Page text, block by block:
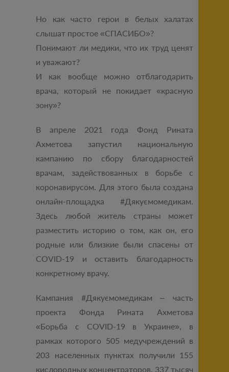
Но как часто герои в белых халатах
слышат простое «СПАСИБО»?
Понимают ли медики, что их труд ценят
и уважают?
И как вообще можно отблагодарить
врача, который не покидает «красную
зону»?
В апреле 2021 года Фонд Рината
Ахметова запустил национальную
кампанию по сбору благодарностей
врачам, задействованных в борьбе с
коронавирусом. Для этого была создана
онлайн-площадка #Дякуємомедикам.
Здесь любой житель страны может
разместить историю о том, как он, его
родные или близкие были спасены от
COVID-19 и оставить благодарность
конкретному врачу.
Кампания #Дякуємомедикам ‒ часть
проекта Фонда Рината Ахметова
«Борьба с COVID-19 в Украине», в
рамках которого 505 медучреждений в
203 населенных пунктах получили 155
кислородных концентраторов, 337 тысяч